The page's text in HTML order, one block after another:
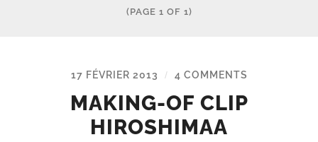
(PAGE 1 OF 1)
17 FÉVRIER 2013 / 4 COMMENTS
MAKING-OF CLIP
HIROSHIMAA